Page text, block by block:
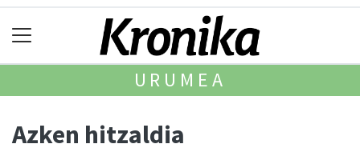
URUMEA
Azken hitzaldia